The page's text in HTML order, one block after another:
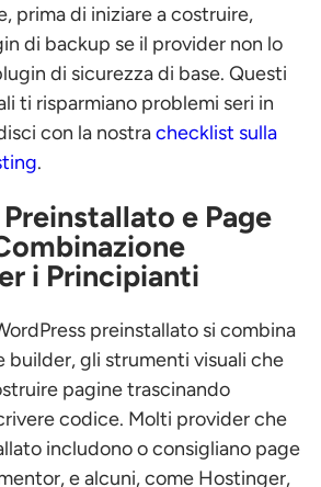
prima di iniziare a costruire,
di backup se il provider non lo
di sicurezza di base. Questi
ti risparmiano problemi seri in
con la nostrachecklist sulla
.
e Page
i Principianti
preinstallato si combina
builder, gli strumenti visuali che
pagine trascinando
codice. Molti provider che
includono o consigliano page
e alcuni, come Hostinger,